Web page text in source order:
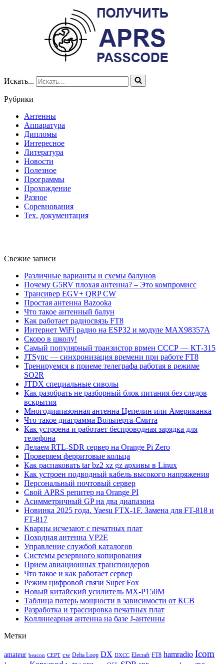
Искать...
Рубрики
Антенны
Аппаратура
Дипломы
Интересное
Литература
Новости
Полезное
Программы
Прохождение
Разное
Соревнования
Тех. документация
Свежие записи
Различные варианты и схемы балунов
Почему G5RV плохая антенна? – Это компромисс
Трансивер EGV+ QRP CW
Простая антенна Bazooka
Что такое антенный балун
Как работает радиосвязь FT8
Интернет WiFi радио на ESP32 и модуле MAX98357A
Скоро в школу!
Самый популярный транзистор врмен СССР — КТ-315
JTSync — синхронизация времени при работе FT8
Тренируемся в приеме телеграфа работая в режиме
SO2R
JTDX специальные сиволы
Как разобрать не разборный блок питания без следов
вскрытия
Многодиапазонная антенна Цепелин или Американка
Что такое диаграмма Вольперта-Смита
Как устроена и работает беспроводная зарядка для
телефона
Делаем RTL-SDR сервер на Orange Pi Zero
Проверяем ферритовые кольца
Как распаковать tar bz2 xz gz архивы в Linux
Как устроен подводный кабель высокого напряжения
Персональный почтовый сервер
Свой APRS репитер на Orange PI
Асимметричный GP на два диапазона
Новинка 2025 года. Yaesu FTX-1F. Замена для FT-818 и
FT-817
Кварцы исчезают с печатных плат
Походная антенна VP2E
Управление службой каталогов
Системы резервного копирования
Прием авиационных транспондеров
Что такое и как работает сервер
Режим цифровой связи Super Fox
Новый китайский усилитель MX-P150M
Таблица потерь мощности в зависимости от КСВ
Разработка и трассировка печатных плат
Коллинеарная антенна на базе J-антенны
Метки
amateur beacon CEPT cw Delta Loop DX DXCC Elecraft FT8 hamradio Icom